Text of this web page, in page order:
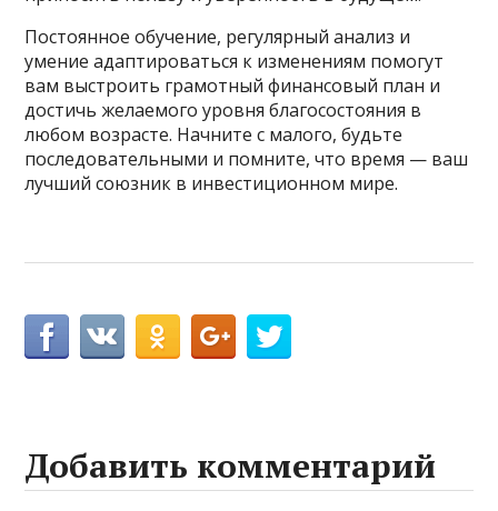
Постоянное обучение, регулярный анализ и
умение адаптироваться к изменениям помогут
вам выстроить грамотный финансовый план и
достичь желаемого уровня благосостояния в
любом возрасте. Начните с малого, будьте
последовательными и помните, что время — ваш
лучший союзник в инвестиционном мире.
Добавить комментарий